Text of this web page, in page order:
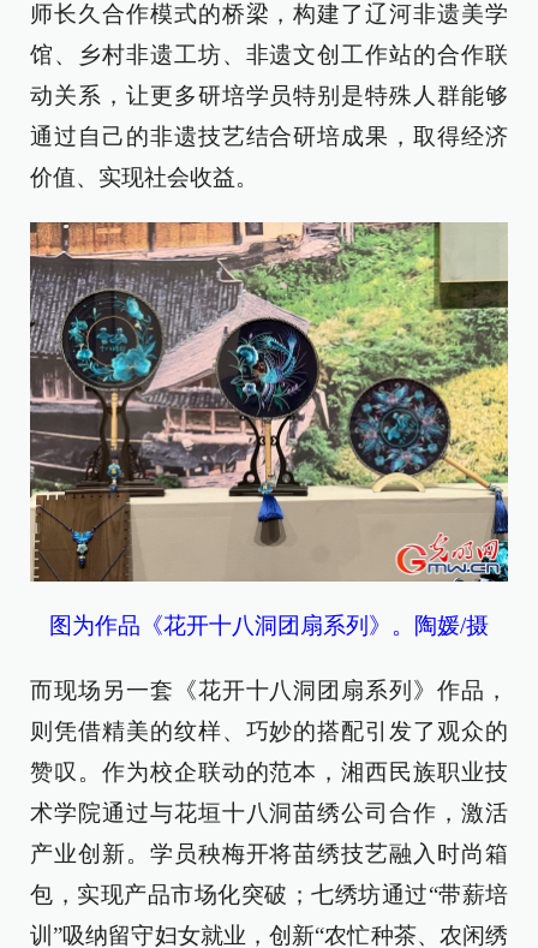
师长久合作模式的桥梁，构建了辽河非遗美学
馆、乡村非遗工坊、非遗文创工作站的合作联
动关系，让更多研培学员特别是特殊人群能够
通过自己的非遗技艺结合研培成果，取得经济
价值、实现社会收益。
图为作品《花开十八洞团扇系列》。陶媛/摄
而现场另一套《花开十八洞团扇系列》作品，
则凭借精美的纹样、巧妙的搭配引发了观众的
赞叹。作为校企联动的范本，湘西民族职业技
术学院通过与花垣十八洞苗绣公司合作，激活
产业创新。学员秧梅开将苗绣技艺融入时尚箱
包，实现产品市场化突破；七绣坊通过“带薪培
训”吸纳留守妇女就业，创新“农忙种茶、农闲绣